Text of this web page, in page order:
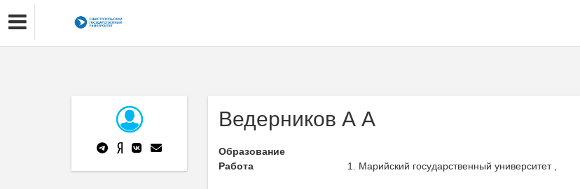
Ведерников А А
Образование
Работа
Марийский государственный университет ,